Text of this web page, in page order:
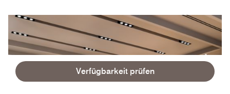
Verfügbarkeit prüfen